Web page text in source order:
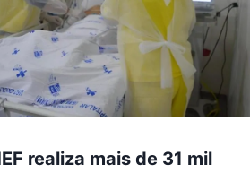
realiza mais de 31 mil